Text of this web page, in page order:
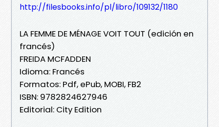
http://filesbooks.info/pl/libro/109132/1180
LA FEMME DE MÉNAGE VOIT TOUT (edición en
francés)
FREIDA MCFADDEN
Idioma: Francés
Formatos: Pdf, ePub, MOBI, FB2
ISBN: 9782824627946
Editorial: City Edition